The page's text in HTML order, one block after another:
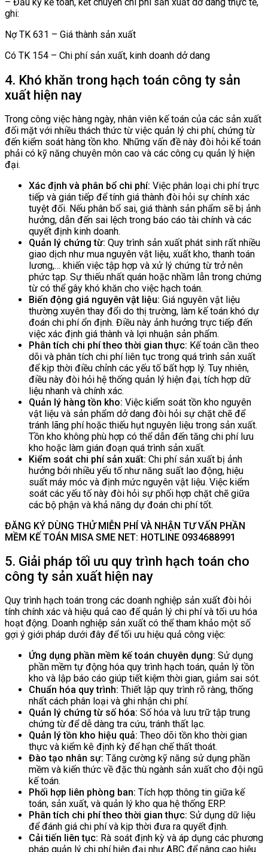
– Đầu kỳ kế toán, kết chuyển chi phí sản xuất dở dang thực tế,
ghi:
Nợ TK 631 – Giá thành sản xuất
Có TK 154 – Chi phí sản xuất, kinh doanh dở dang
4. Khó khăn trong hạch toán công ty sản
xuất hiện nay
Trong công việc hàng ngày, nhân viên kế toán của các sản xuất
đối mặt với nhiều thách thức từ việc quản lý chi phí, chứng từ
đến kiểm soát hàng tồn kho. Những vấn đề này đòi hỏi kế toán
phải có kỹ năng chuyên môn cao và các công cụ quản lý hiện
đại.
Xác định và phân bổ chi phí: Việc phân loại chi phí trực
tiếp và gián tiếp để tính giá thành đòi hỏi sự chính xác
tuyệt đối. Nếu phân bổ sai, giá thành sản phẩm sẽ bị ảnh
hưởng, dẫn đến sai lệch trong báo cáo tài chính và các
quyết định kinh doanh.
Quản lý chứng từ: Quy trình sản xuất phát sinh rất nhiều
giao dịch như mua nguyên vật liệu, xuất kho, thanh toán
lương,… khiến việc tập hợp và xử lý chứng từ trở nên
phức tạp. Sự thiếu nhất quán hoặc nhầm lẫn trong chứng
từ có thể gây khó khăn cho việc hạch toán.
Biến động giá nguyên vật liệu: Giá nguyên vật liệu
thường xuyên thay đổi do thị trường, làm kế toán khó dự
đoán chi phí ổn định. Điều này ảnh hưởng trực tiếp đến
việc xác định giá thành và lợi nhuận sản phẩm.
Phân tích chi phí theo thời gian thực: Kế toán cần theo
dõi và phân tích chi phí liên tục trong quá trình sản xuất
để kịp thời điều chỉnh các yếu tố bất hợp lý. Tuy nhiên,
điều này đòi hỏi hệ thống quản lý hiện đại, tích hợp dữ
liệu nhanh và chính xác.
Quản lý hàng tồn kho: Việc kiểm soát tồn kho nguyên
vật liệu và sản phẩm dở dang đòi hỏi sự chặt chẽ để
tránh lãng phí hoặc thiếu hụt nguyên liệu trong sản xuất.
Tồn kho không phù hợp có thể dẫn đến tăng chi phí lưu
kho hoặc làm gián đoạn quá trình sản xuất.
Kiểm soát chi phí sản xuất: Chi phí sản xuất bị ảnh
hưởng bởi nhiều yếu tố như năng suất lao động, hiệu
suất máy móc và định mức nguyên vật liệu. Việc kiểm
soát các yếu tố này đòi hỏi sự phối hợp chặt chẽ giữa
các bộ phận và khả năng dự đoán chi phí tốt.
ĐĂNG KÝ DÙNG THỬ MIỄN PHÍ VÀ NHẬN TƯ VẤN PHẦN
MỀM KẾ TOÁN MISA SME NET: HOTLINE 0934688991
5. Giải pháp tối ưu quy trình hạch toán cho
công ty sản xuất hiện nay
Quy trình hạch toán trong các doanh nghiệp sản xuất đòi hỏi
tính chính xác và hiệu quả cao để quản lý chi phí và tối ưu hóa
hoạt động. Doanh nghiệp sản xuất có thể tham khảo một số
gợi ý giới pháp dưới đây để tối ưu hiệu quả công việc:
Ứng dụng phần mềm kế toán chuyên dụng: Sử dụng
phần mềm tự động hóa quy trình hạch toán, quản lý tồn
kho và lập báo cáo giúp tiết kiệm thời gian, giảm sai sót.
Chuẩn hóa quy trình: Thiết lập quy trình rõ ràng, thống
nhất cách phân loại và ghi nhận chi phí.
Quản lý chứng từ số hóa: Số hóa và lưu trữ tập trung
chứng từ để dễ dàng tra cứu, tránh thất lạc.
Quản lý tồn kho hiệu quả: Theo dõi tồn kho thời gian
thực và kiểm kê định kỳ để hạn chế thất thoát.
Đào tạo nhân sự: Tăng cường kỹ năng sử dụng phần
mềm và kiến thức về đặc thù ngành sản xuất cho đội ngũ
kế toán.
Phối hợp liên phòng ban: Tích hợp thông tin giữa kế
toán, sản xuất, và quản lý kho qua hệ thống ERP.
Phân tích chi phí theo thời gian thực: Sử dụng dữ liệu
để đánh giá chi phí và kịp thời đưa ra quyết định.
Cải tiến liên tục: Rà soát định kỳ và áp dụng các phương
pháp quản lý chi phí hiện đại như ABC để nâng cao hiệu